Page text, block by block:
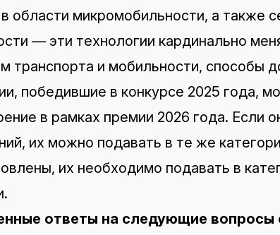
области микромобильности, а также
— эти технологии кардинально
транспорта и мобильности, способы
победившие в конкурсе 2025 года,
в рамках премии 2026 года. Если
их можно подавать в те же
их необходимо подавать в
ответы на следующие